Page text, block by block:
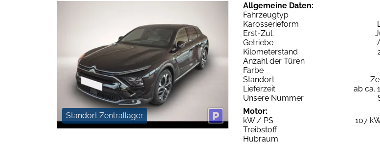
Standort Zentrallager
Allgemeine Daten:
Fahrzeugtyp
Karosserieform
Erst-Zul.
Getriebe
Kilometerstand
Anzahl der Türen
Farbe
Standort
Lieferzeit
ab ca.
Unsere Nummer
Motor:
kW / PS
107
Treibstoff
Hubraum